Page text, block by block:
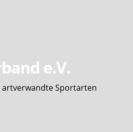
e.V.
artverwandte Sportarten